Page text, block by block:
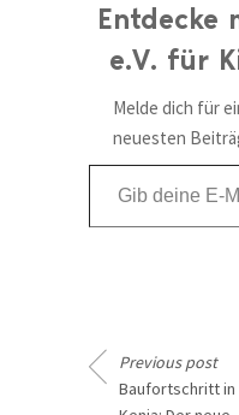
Entdecke
e.V. für
Melde dich für
neuesten
Gib deine E-Mail-Adresse ein ...
Previous post
Baufortschritt in